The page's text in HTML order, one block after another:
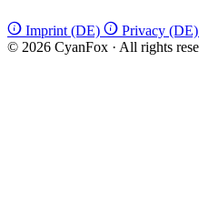
Imprint (DE) Privacy (DE)
© 2026 CyanFox · All rights